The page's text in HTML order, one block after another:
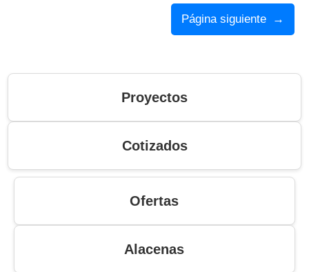
Proyectos
Cotizados
Ofertas
Alacenas
Página siguiente →